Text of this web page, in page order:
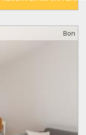
Bon